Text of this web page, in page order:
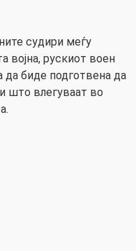
судири меѓу
војна, рускиот воен
да биде подготвена да
што влегуваат во